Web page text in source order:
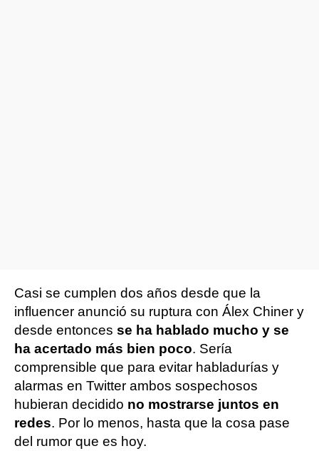
Casi se cumplen dos años desde que la
influencer anunció su ruptura con Álex Chiner y
desde entonces se ha hablado mucho y se
ha acertado más bien poco. Sería
comprensible que para evitar habladurías y
alarmas en Twitter ambos sospechosos
hubieran decidido no mostrarse juntos en
redes. Por lo menos, hasta que la cosa pase
del rumor que es hoy.